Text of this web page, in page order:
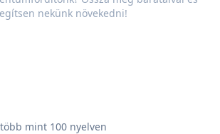
nekünk növekedni!
mint 100 nyelven